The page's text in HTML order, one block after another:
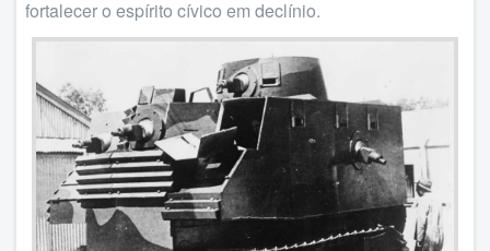
fortalecer o espírito cívico em declínio.